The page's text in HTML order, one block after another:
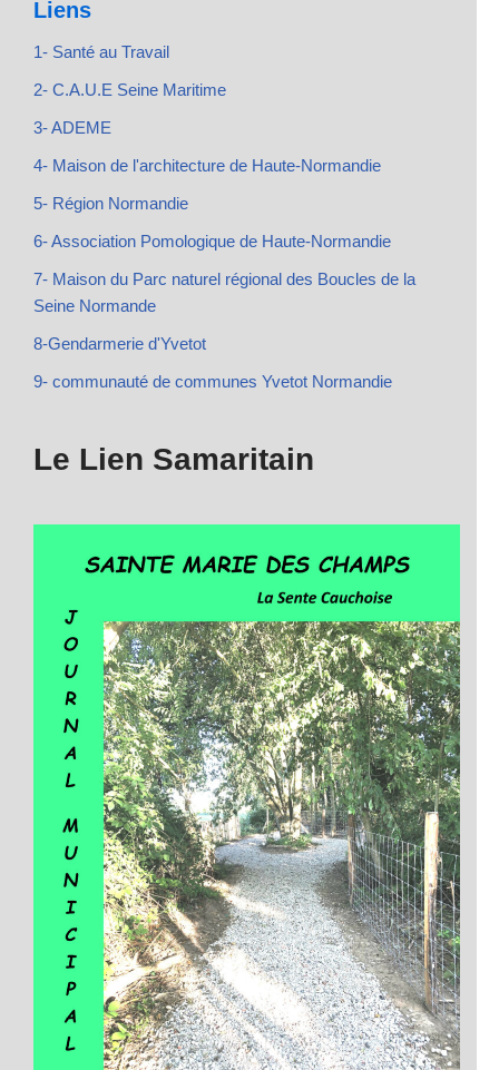
Liens
1- Santé au Travail
2- C.A.U.E Seine Maritime
3- ADEME
4- Maison de l'architecture de Haute-Normandie
5- Région Normandie
6- Association Pomologique de Haute-Normandie
7- Maison du Parc naturel régional des Boucles de la
Seine Normande
8-Gendarmerie d'Yvetot
9- communauté de communes Yvetot Normandie
Le Lien Samaritain